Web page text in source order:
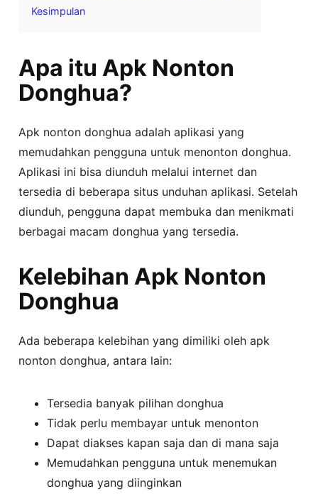
Kesimpulan
Apa itu Apk Nonton
Donghua?
Apk nonton donghua adalah aplikasi yang
memudahkan pengguna untuk menonton donghua.
Aplikasi ini bisa diunduh melalui internet dan
tersedia di beberapa situs unduhan aplikasi. Setelah
diunduh, pengguna dapat membuka dan menikmati
berbagai macam donghua yang tersedia.
Kelebihan Apk Nonton
Donghua
Ada beberapa kelebihan yang dimiliki oleh apk
nonton donghua, antara lain:
Tersedia banyak pilihan donghua
Tidak perlu membayar untuk menonton
Dapat diakses kapan saja dan di mana saja
Memudahkan pengguna untuk menemukan
donghua yang diinginkan